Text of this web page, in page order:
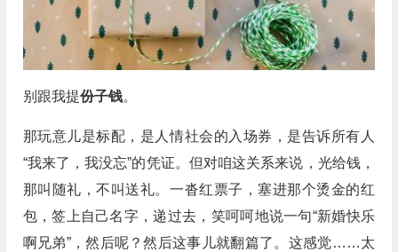
别跟我提份子钱。
那玩意儿是标配，是人情社会的入场券，是告诉所有人
“我来了，我没忘”的凭证。但对咱这关系来说，光给钱，
那叫随礼，不叫送礼。一沓红票子，塞进那个烫金的红
包，签上自己名字，递过去，笑呵呵地说一句“新婚快乐
啊兄弟”，然后呢？然后这事儿就翻篇了。这感觉……太